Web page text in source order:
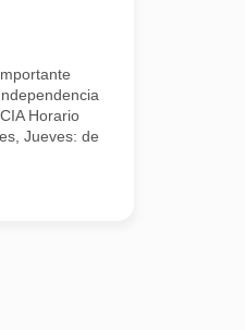
Horario
Jueves: de